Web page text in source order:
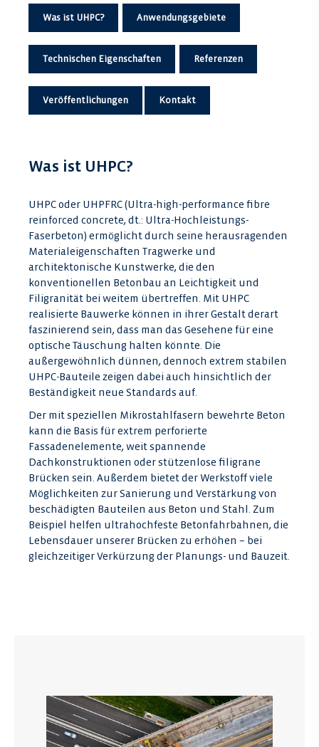
Was ist UHPC? Anwendungsgebiete
Technischen Eigenschaften Referenzen
Veröffentlichungen Kontakt
Was ist UHPC?
UHPC oder UHPFRC (Ultra-high-performance fibre
reinforced concrete, dt.: Ultra-Hochleistungs-
Faserbeton) ermöglicht durch seine herausragenden
Materialeigenschaften Tragwerke und
architektonische Kunstwerke, die den
konventionellen Betonbau an Leichtigkeit und
Filigranität bei weitem übertreffen. Mit UHPC
realisierte Bauwerke können in ihrer Gestalt derart
faszinierend sein, dass man das Gesehene für eine
optische Täuschung halten könnte. Die
außergewöhnlich dünnen, dennoch extrem stabilen
UHPC-Bauteile zeigen dabei auch hinsichtlich der
Beständigkeit neue Standards auf.
Der mit speziellen Mikrostahlfasern bewehrte Beton
kann die Basis für extrem perforierte
Fassadenelemente, weit spannende
Dachkonstruktionen oder stützenlose filigrane
Brücken sein. Außerdem bietet der Werkstoff viele
Möglichkeiten zur Sanierung und Verstärkung von
beschädigten Bauteilen aus Beton und Stahl. Zum
Beispiel helfen ultrahochfeste Betonfahrbahnen, die
Lebensdauer unserer Brücken zu erhöhen – bei
gleichzeitiger Verkürzung der Planungs- und Bauzeit.